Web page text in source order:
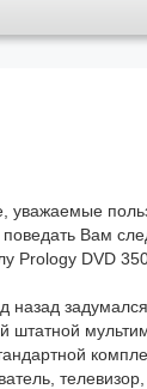
уважаемые
поведать Вам
Prology DVD
назад
штатной